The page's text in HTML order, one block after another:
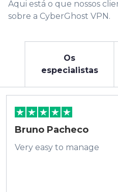
Aqui está o que nossos
sobre a CyberGhost VPN.
Os
especialistas
Bruno Pacheco
Very easy to manage